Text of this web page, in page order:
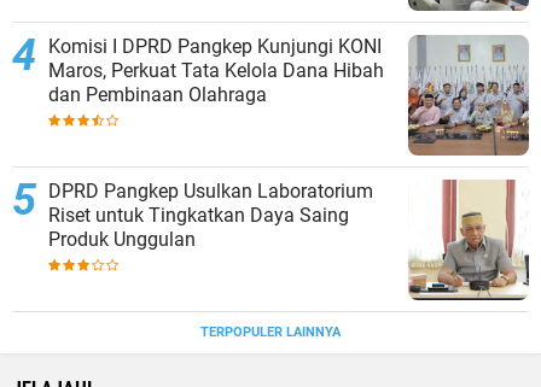
Komisi I DPRD Pangkep Kunjungi KONI
Maros, Perkuat Tata Kelola Dana Hibah
dan Pembinaan Olahraga
DPRD Pangkep Usulkan Laboratorium
Riset untuk Tingkatkan Daya Saing
Produk Unggulan
TERPOPULER LAINNYA